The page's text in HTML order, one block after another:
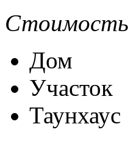
Стоимость
Дом
Участок
Таунхаус